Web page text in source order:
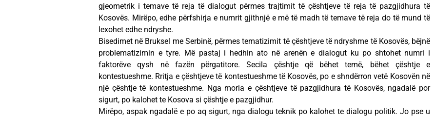
gjeometrik i temave të reja të dialogut përmes trajtimit të çështjeve të reja të pazgjidhura të
Kosovës. Mirëpo, edhe përfshirja e numrit gjithnjë e më të madh të temave të reja do të mund të
lexohet edhe ndryshe.
Bisedimet në Bruksel me Serbinë, përmes tematizimit të çështjeve të ndryshme të Kosovës, bëjnë
problematizimin e tyre. Më pastaj i hedhin ato në arenën e dialogut ku po shtohet numri i
faktorëve qysh në fazën përgatitore. Secila çështje që bëhet temë, bëhet çështje e
kontestueshme. Rritja e çështjeve të kontestueshme të Kosovës, po e shndërron vetë Kosovën në
një çështje të kontestueshme. Nga moria e çështjeve të pazgjidhura të Kosovës, ngadalë por
sigurt, po kalohet te Kosova si çështje e pazgjidhur.
Mirëpo, aspak ngadalë e po aq sigurt, nga dialogu teknik po kalohet te dialogu politik. Jo pse u